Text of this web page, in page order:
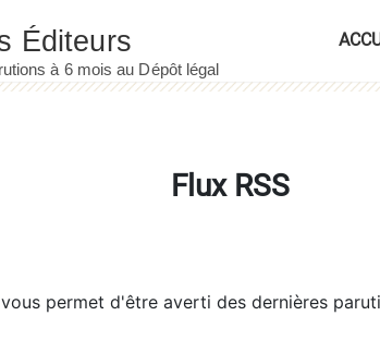
Flux RSS
vous permet d'être averti des dernières